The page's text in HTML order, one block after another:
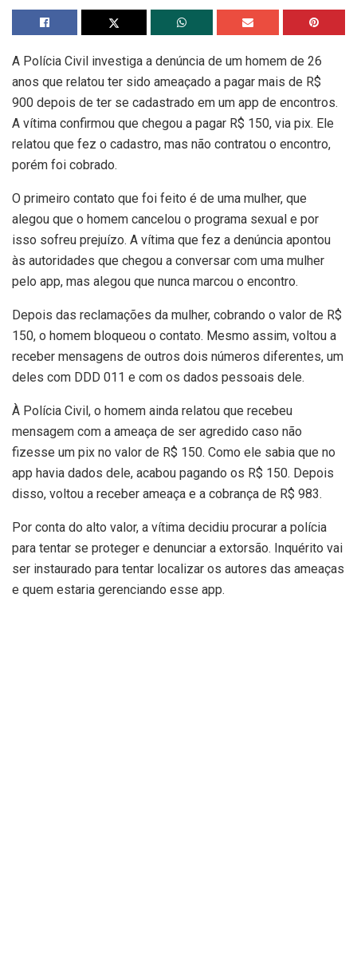
A Polícia Civil investiga a denúncia de um homem de 26
anos que relatou ter sido ameaçado a pagar mais de R$
900 depois de ter se cadastrado em um app de encontros.
A vítima confirmou que chegou a pagar R$ 150, via pix. Ele
relatou que fez o cadastro, mas não contratou o encontro,
porém foi cobrado.
O primeiro contato que foi feito é de uma mulher, que
alegou que o homem cancelou o programa sexual e por
isso sofreu prejuízo. A vítima que fez a denúncia apontou
às autoridades que chegou a conversar com uma mulher
pelo app, mas alegou que nunca marcou o encontro.
Depois das reclamações da mulher, cobrando o valor de R$
150, o homem bloqueou o contato. Mesmo assim, voltou a
receber mensagens de outros dois números diferentes, um
deles com DDD 011 e com os dados pessoais dele.
À Polícia Civil, o homem ainda relatou que recebeu
mensagem com a ameaça de ser agredido caso não
fizesse um pix no valor de R$ 150. Como ele sabia que no
app havia dados dele, acabou pagando os R$ 150. Depois
disso, voltou a receber ameaça e a cobrança de R$ 983.
Por conta do alto valor, a vítima decidiu procurar a polícia
para tentar se proteger e denunciar a extorsão. Inquérito vai
ser instaurado para tentar localizar os autores das ameaças
e quem estaria gerenciando esse app.